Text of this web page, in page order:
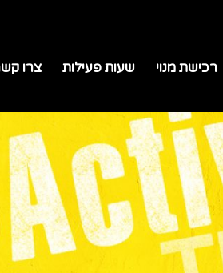
רכישת מנוי שעות פעילות צרו